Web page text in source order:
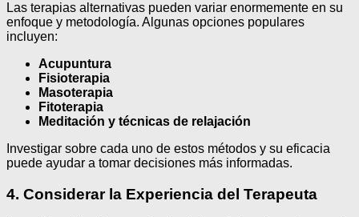
Las terapias alternativas pueden variar enormemente en su
enfoque y metodología. Algunas opciones populares
incluyen:
Acupuntura
Fisioterapia
Masoterapia
Fitoterapia
Meditación y técnicas de relajación
Investigar sobre cada uno de estos métodos y su eficacia
puede ayudar a tomar decisiones más informadas.
4. Considerar la Experiencia del Terapeuta